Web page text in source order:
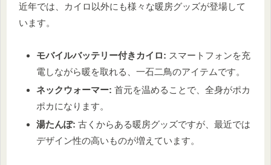
近年では、カイロ以外にも様々な暖房グッズが登場して
います。
モバイルバッテリー付きカイロ: スマートフォンを充
電しながら暖を取れる、一石二鳥のアイテムです。
ネックウォーマー: 首元を温めることで、全身がポカ
ポカになります。
湯たんぽ: 古くからある暖房グッズですが、最近では
デザイン性の高いものが増えています。